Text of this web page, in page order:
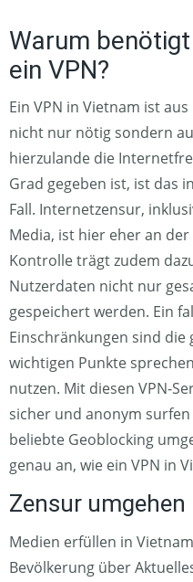
Warum
ein VPN?
Ein VPN in Vietnam ist
nicht nur nötig sondern
hierzulande die
Grad gegeben ist, ist das
Fall. Internetzensur,
Media, ist hier eher an
Kontrolle trägt zudem
Nutzerdaten nicht nur
gespeichert werden. Ein
Einschränkungen sind die
wichtigen Punkte
nutzen. Mit diesen VPN-
sicher und anonym
beliebte Geoblocking
genau an, wie ein VPN in
Zensur umgehen
Medien erfüllen in
Bevölkerung über